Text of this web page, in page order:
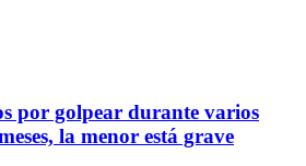
por golpear durante varios
la menor está grave